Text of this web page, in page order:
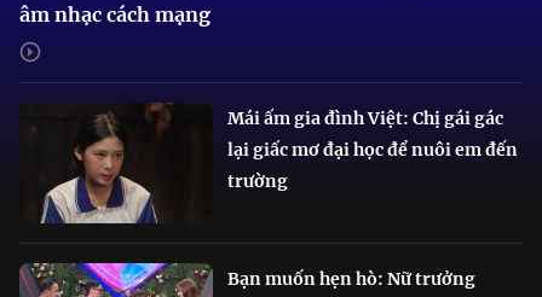
âm nhạc cách mạng
Mái ấm gia đình Việt: Chị gái gác
lại giấc mơ đại học để nuôi em đến
trường
Bạn muốn hẹn hò: Nữ trưởng